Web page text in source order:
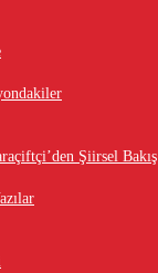
Şiirsel Bakış